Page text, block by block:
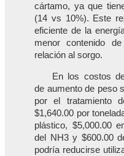
cártamo, ya que
(14 vs 10%). Este
eficiente de la
menor contenido
relación al sorgo.
En los costos
de aumento de peso
por el tratamiento
$1,640.00 por
plástico, $5,000.00
del NH3 y $600.00
podría reducirse